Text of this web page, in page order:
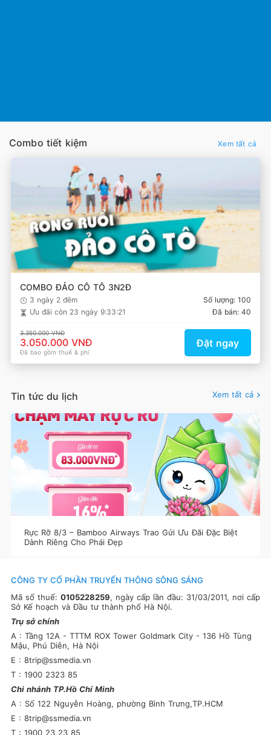
Combo tiết kiệm Xem tất cả
COMBO ĐẢO CÔ TÔ 3N2Đ
3 ngày 2 đêm
Số lượng: 100
Ưu đãi còn 23 ngày 9:33:21 Đã bán: 40
3.350.000 VNĐ
3.050.000 VNĐ
Đã bao gồm thuế & phí
Đặt ngay
Tin tức du lịch Xem tất cả
Rực Rỡ 8/3 – Bamboo Airways Trao Gửi Ưu Đãi Đặc Biệt
Dành Riêng Cho Phái Đẹp
CÔNG TY CỔ PHẦN TRUYỂN THÔNG SÔNG SÁNG
Mã số thuế: 0105228259, ngày cấp lần đầu: 31/03/2011, nơi cấp
Sở Kế hoạch và Đầu tư thành phố Hà Nội.
Trụ sở chính
A : Tầng 12A - TTTM ROX Tower Goldmark City - 136 Hồ Tùng
Mậu, Phú Diễn, Hà Nội
E : 8trip@ssmedia.vn
T : 1900 2323 85
Chi nhánh TP.Hồ Chí Minh
A : Số 122 Nguyễn Hoàng, phường Bình Trưng,TP.HCM
E : 8trip@ssmedia.vn
T : 1900 23 23 85